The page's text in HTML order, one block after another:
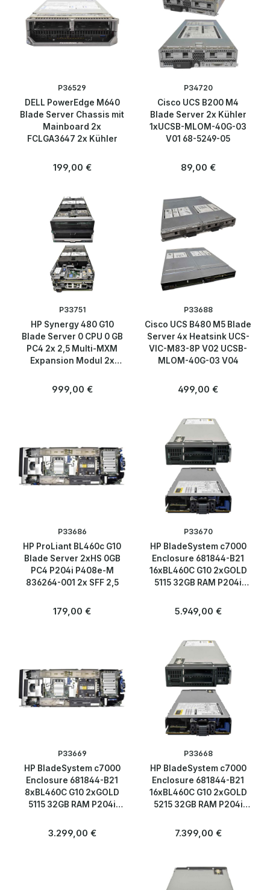
Software
Speicherlösungen & SSDs
Blog
Über uns
Kontakt
P36529
DELL PowerEdge M640
Blade Server Chassis mit
Mainboard 2x
FCLGA3647 2x Kühler
Regulärer Preis:
199,00 €
P34720
Cisco UCS B200 M4
Blade Server 2x Kühler
1xUCSB-MLOM-40G-03
V01 68-5249-05
Regulärer Preis:
89,00 €
P33751
HP Synergy 480 G10
Blade Server 0 CPU 0 GB
PC4 2x 2,5 Multi-MXM
Expansion Modul 2x
Regulärer Preis:
999,00 €
P33688
Cisco UCS B480 M5 Blade
Server 4x Heatsink UCS-
VIC-M83-8P V02 UCSB-
MLOM-40G-03 V04
Regulärer Preis:
499,00 €
P33686
HP ProLiant BL460c G10
Blade Server 2xHS 0GB
PC4 P204i P408e-M
836264-001 2x SFF 2,5
Regulärer Preis:
179,00 €
P33670
HP BladeSystem c7000
Enclosure 681844-B21
16xBL460C G10 2xGOLD
5115 32GB RAM P204i
B21
Regulärer Preis:
5.949,00 €
P33669
HP BladeSystem c7000
Enclosure 681844-B21
8xBL460C G10 2xGOLD
5115 32GB RAM P204i
B21
Regulärer Preis:
3.299,00 €
P33668
HP BladeSystem c7000
Enclosure 681844-B21
16xBL460C G10 2xGOLD
5215 32GB RAM P204i
Regulärer Preis:
7.399,00 €